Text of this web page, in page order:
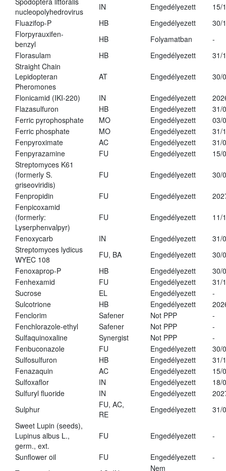
nucleopolyhedrovirus
IN Engedélyezett
15/
Fluazifop-P
HB Engedélyezett
30/
Florpyrauxifen-
benzyl
HB Folyamatban
-
Florasulam
HB Engedélyezett
31/
Straight Chain
Lepidopteran
Pheromones
AT Engedélyezett 30/
Flonicamid (IKI-220) IN Engedélyezett
Flazasulfuron
HB Engedélyezett
31/
Ferric pyrophosphate
MO Engedélyezett
03/
Ferric phosphate
MO Engedélyezett
31/
Fenpyroximate
AC Engedélyezett
31/
Fenpyrazamine
FU Engedélyezett
15/
Streptomyces K61
(formerly S.
griseoviridis)
FU Engedélyezett 30/
Fenpropidin FU Engedélyezett
Fenpicoxamid
(formerly:
Lyserphenvalpyr)
FU Engedélyezett 11/
Fenoxycarb IN Engedélyezett
31/
Streptomyces lydicus
WYEC 108
FU, BA Engedélyezett
30/
Fenoxaprop-P
HB Engedélyezett
30/
Fenhexamid
FU Engedélyezett
31/
Sucrose
EL Engedélyezett
-
Sulcotrione
HB Engedélyezett
Fenclorim
Safener Not PPP
-
Fenchlorazole-ethyl
Safener Not PPP
-
Sulfaquinoxaline
Synergist Not PPP
-
Fenbuconazole
FU Engedélyezett
30/
Sulfosulfuron
HB Engedélyezett
31/
Fenazaquin
AC Engedélyezett
15/
Sulfoxaflor
IN Engedélyezett
18/
Sulfuryl fluoride
IN Engedélyezett
Sulphur
FU, AC,
RE
Engedélyezett
31/
Sweet Lupin (seeds),
Lupinus albus L.,
germ., ext.
FU Engedélyezett -
Sunflower oil FU Engedélyezett
-
Nem